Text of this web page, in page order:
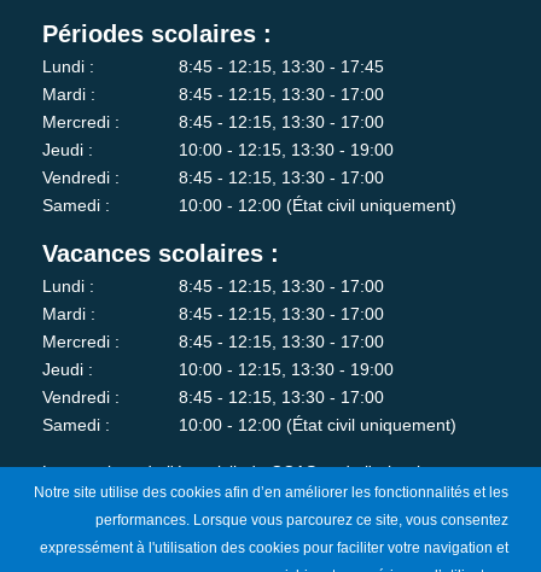
Périodes scolaires :
Lundi :
8:45 - 12:15, 13:30 - 17:45
Mardi :
8:45 - 12:15, 13:30 - 17:00
Mercredi :
8:45 - 12:15, 13:30 - 17:00
Jeudi :
10:00 - 12:15, 13:30 - 19:00
Vendredi :
8:45 - 12:15, 13:30 - 17:00
Samedi :
10:00 - 12:00 (État civil uniquement)
Vacances scolaires :
Lundi :
8:45 - 12:15, 13:30 - 17:00
Mardi :
8:45 - 12:15, 13:30 - 17:00
Mercredi :
8:45 - 12:15, 13:30 - 17:00
Jeudi :
10:00 - 12:15, 13:30 - 19:00
Vendredi :
8:45 - 12:15, 13:30 - 17:00
Samedi :
10:00 - 12:00 (État civil uniquement)
Les services de l'état-civil, du CCAS et de l'urbanisme sont
fermés au public le lundi matin.
Notre site utilise des cookies afin d’en améliorer les fonctionnalités et les
performances. Lorsque vous parcourez ce site, vous consentez
expressément à l'utilisation des cookies pour faciliter votre navigation et